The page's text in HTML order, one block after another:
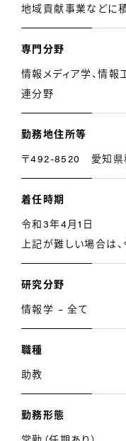
地域貢献事業などに
専門分野
情報メディア学、情報
連分野
勤務地住所等
〒492-8520 愛知県
着任時期
令和3年4月1日
上記が難しい場合は
研究分野
情報学 – 全て
職種
助教
勤務形態